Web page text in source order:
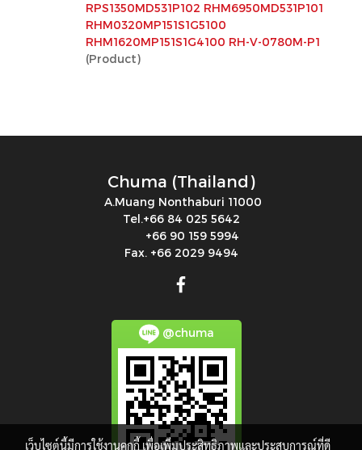
RPS1350MD531P102 RHM6950MD531P101
RHM0320MP151S1G5100
RHM1620MP151S1G4100 RH-V-0780M-P1
(Product)
Chuma (Thailand)
A.Muang Nonthaburi 11000
Tel.+66 84 025 5642
+66 90 159 5994
Fax. +66 2029 9494
@chuma
เว็บไซต์นี้มีการใช้งานคุกกี้ เพื่อเพิ่มประสิทธิภาพและประสบการณ์ที่ดี